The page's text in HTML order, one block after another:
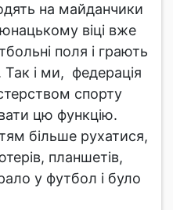
на майданчики
віці вже
поля і грають
і ми, федерація
спорту
цю функцію.
більше рухатися,
планшетів,
у футбол і було